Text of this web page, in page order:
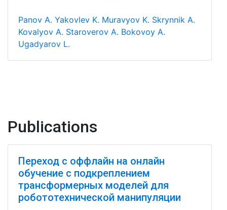
Panov A. Yakovlev K. Muravyov K. Skrynnik A.
Kovalyov A. Staroverov A. Bokovoy A.
Ugadyarov L.
Publications
Переход с оффлайн на онлайн
обучение с подкреплением
трансформерных моделей для
робототехнической манипуляции